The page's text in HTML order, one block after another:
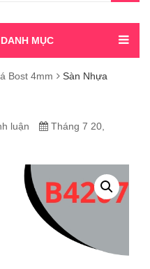
DANH MỤC
Bost 4mm
Sàn Nhựa
luận
Tháng 7 20,